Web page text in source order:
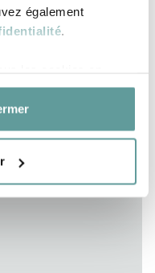
également
.
ou configurer vos
pouvez modifier ou
vos cookies.